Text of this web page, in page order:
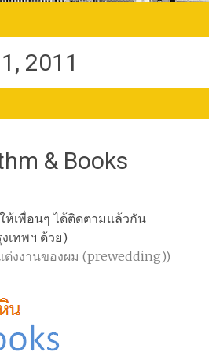
2011
& Books
ห้เพื่อนๆ ได้ติดตามแล้วกัน
เทพฯ ด้วย)
งงานของผม (prewedding))